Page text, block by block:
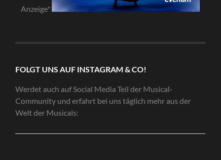
Anzeige*
FOLGT UNS AUF INSTAGRAM & CO!
Werdet auch auf Social Media Teil der Musical-
Community und erfahrt bei uns täglich mehr aus der
Welt der Musicals: